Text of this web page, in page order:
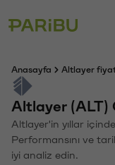
Anasayfa Altlayer
Altlayer (ALT)
Altlayer'in yıllar
Performansını ve
iyi analiz edin.